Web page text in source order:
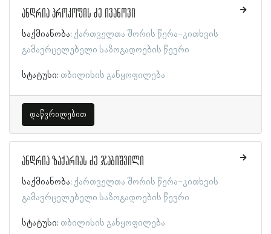
ანდრია პროკოფის ძე ივანოვი
საქმიანობა: ქართველთა შორის წერა-კითხვის
გამავრცელებელი საზოგადოების წევრი
სტატუსი: თბილისის განყოფილება
დაწვრილებით
ანდრია ზაქარიას ძე ჯაბიშვილი
საქმიანობა: ქართველთა შორის წერა-კითხვის
გამავრცელებელი საზოგადოების წევრი
სტატუსი: თბილისის განყოფილება